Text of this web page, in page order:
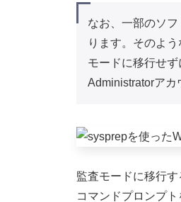
なお、一部のソ
ります。そのよ
モードに移行せ
Administratorアカ
監査モードに移行
コマンドプロンプ